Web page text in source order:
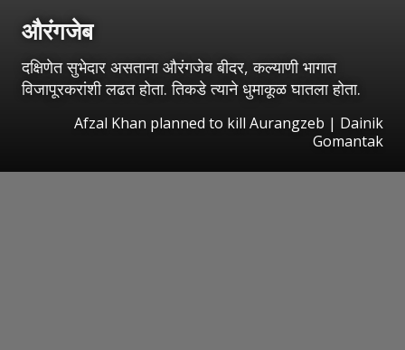
औरंगजेब
दक्षिणेत सुभेदार असताना औरंगजेब बीदर, कल्याणी भागात
विजापूरकरांशी लढत होता. तिकडे त्याने धुमाकूळ घातला होता.
Afzal Khan planned to kill Aurangzeb | Dainik
Gomantak